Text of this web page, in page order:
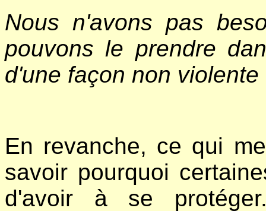
Nous n'avons pas
pouvons le prendre
d'une façon non
En revanche, ce qui
savoir pourquoi
d'avoir à se